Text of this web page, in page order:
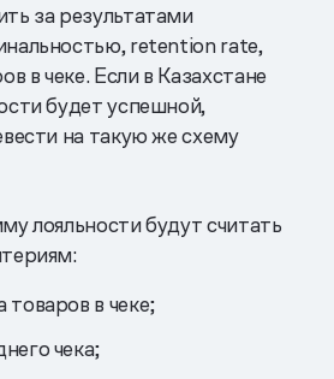
за результатами
retention rate,
в чеке. Если в Казахстане
будет успешной,
на такую же схему
лояльности будут считать
товаров в чеке;
чека;